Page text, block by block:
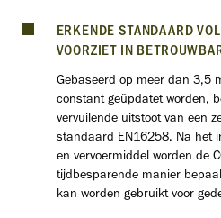
ERKENDE STANDAARD
VOORZIET IN
Gebaseerd op meer dan 3,5
constant geüpdatet worden,
vervuilende uitstoot van een
standaard EN16258. Na het
en vervoermiddel worden de
tijdbesparende manier
kan worden gebruikt voor